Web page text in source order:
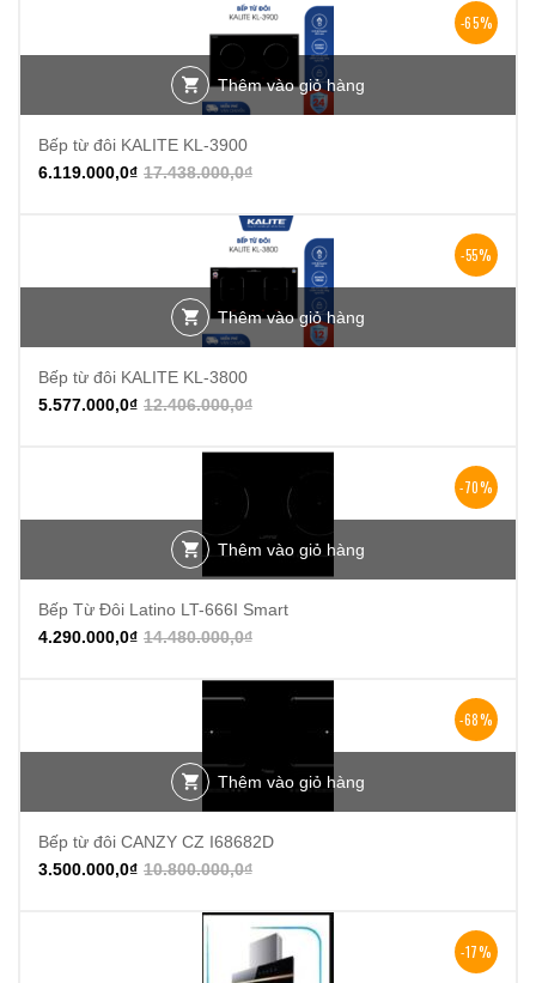
-65%
Thêm vào giỏ hàng
Bếp từ đôi KALITE KL-3900
17.438.000,0₫
6.119.000,0₫
-55%
Thêm vào giỏ hàng
Bếp từ đôi KALITE KL-3800
12.406.000,0₫
5.577.000,0₫
-70%
Thêm vào giỏ hàng
Bếp Từ Đôi Latino LT-666I Smart
14.480.000,0₫
4.290.000,0₫
-68%
Thêm vào giỏ hàng
Bếp từ đôi CANZY CZ I68682D
10.800.000,0₫
3.500.000,0₫
-17%